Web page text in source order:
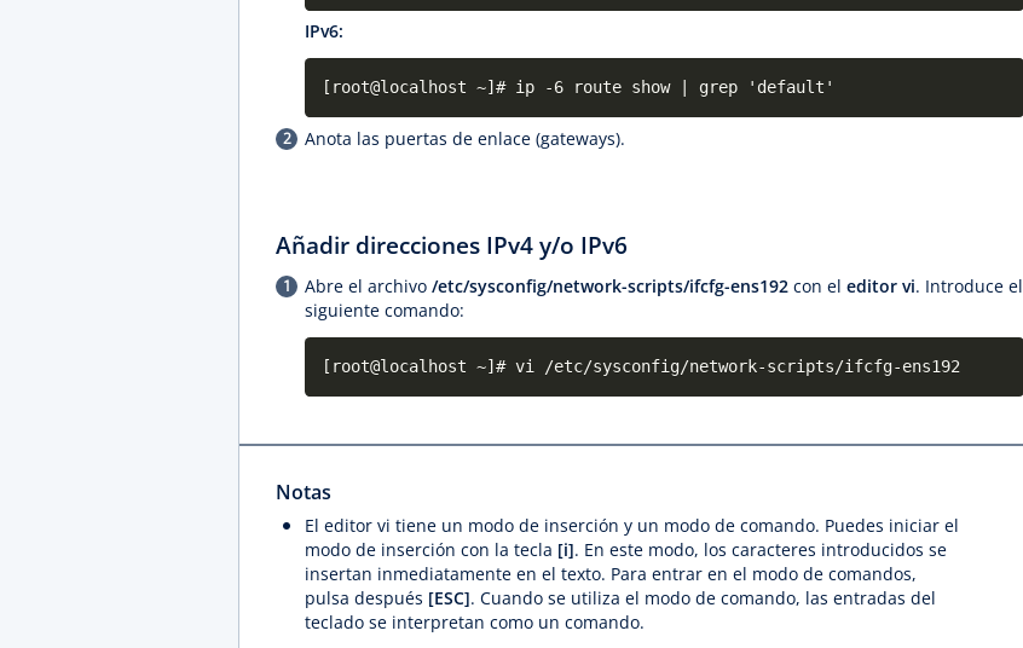
IPv6:
[root@localhost ~]# ip -6 route show | grep 'default'
Anota las puertas de enlace (gateways).
Añadir direcciones IPv4 y/o IPv6
Abre el archivo /etc/sysconfig/network-scripts/ifcfg-ens192 con el editor vi. Introduce el
siguiente comando:
[root@localhost ~]# vi /etc/sysconfig/network-scripts/ifcfg-ens192
Notas
El editor vi tiene un modo de inserción y un modo de comando. Puedes iniciar el
modo de inserción con la tecla [i]. En este modo, los caracteres introducidos se
insertan inmediatamente en el texto. Para entrar en el modo de comandos,
pulsa después [ESC]. Cuando se utiliza el modo de comando, las entradas del
teclado se interpretan como un comando.